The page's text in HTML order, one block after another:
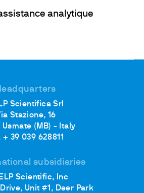
analytique
Scientifica Srl
Stazione, 16
Usmate (MB) - Italy
+ 39 039 628811
subsidiaries
Scientific, Inc
Unit #1, Deer Park